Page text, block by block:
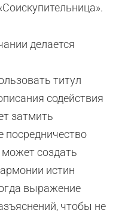
делается
титул
содействия
затмить
посредничество
может создать
истин
выражение
чтобы не